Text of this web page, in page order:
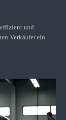
und
Verkäufer ein